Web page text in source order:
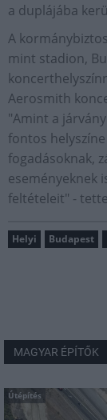
a duplájába
A
mint stadion,
Aerosmith
"Amint a
fontos
fogadásoknak,
eseményeknek
feltételeit" -
Helyi Budapest
MAGYAR ÉPÍTŐK
Útépítés